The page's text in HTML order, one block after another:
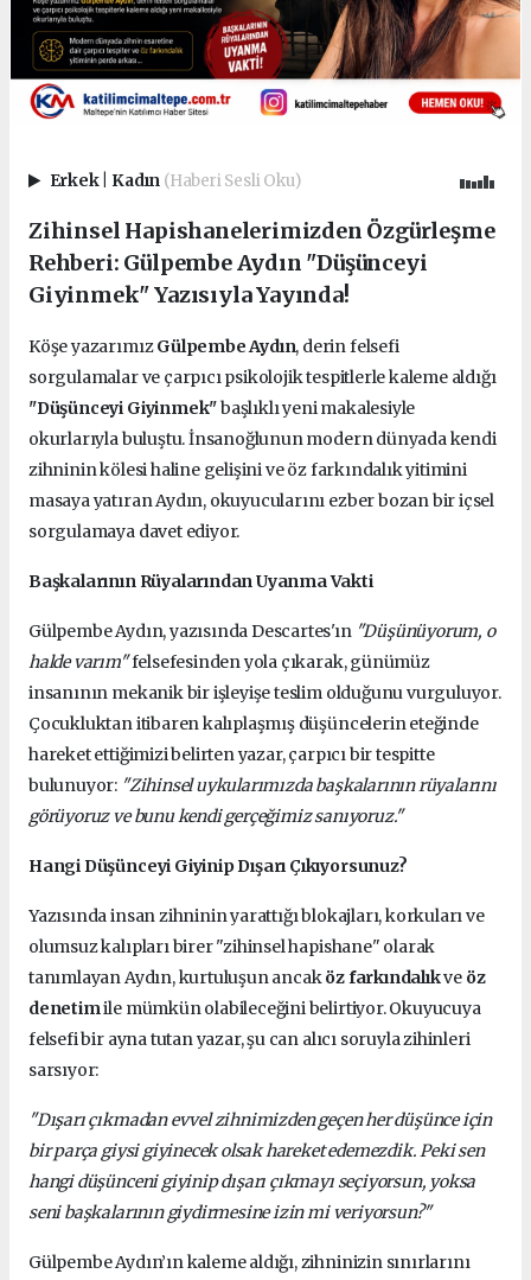
Erkek Kadın (Haberi Sesli Oku)
Zihinsel Hapishanelerimizden Özgürleşme
Rehberi: Gülpembe Aydın "Düşünceyi
Giyinmek" Yazısıyla Yayında!
Köşe yazarımızGülpembe Aydın, derin felsefi
sorgulamalar ve çarpıcı psikolojik tespitlerle kaleme aldığı
"Düşünceyi Giyinmek"başlıklı yeni makalesiyle
okurlarıyla buluştu. İnsanoğlunun modern dünyada kendi
zihninin kölesi haline gelişini ve öz farkındalık yitimini
masaya yatıran Aydın, okuyucularını ezber bozan bir içsel
sorgulamaya davet ediyor.
Başkalarının Rüyalarından Uyanma Vakti
Gülpembe Aydın, yazısında Descartes'ın "Düşünüyorum, o
halde varım"felsefesinden yola çıkarak, günümüz
insanının mekanik bir işleyişe teslim olduğunu vurguluyor.
Çocukluktan itibaren kalıplaşmış düşüncelerin eteğinde
hareket ettiğimizi belirten yazar, çarpıcı bir tespitte
bulunuyor: "Zihinsel uykularımızda başkalarının rüyalarını
görüyoruz ve bunu kendi gerçeğimiz sanıyoruz."
Hangi Düşünceyi Giyinip Dışarı Çıkıyorsunuz?
Yazısında insan zihninin yarattığı blokajları, korkuları ve
olumsuz kalıpları birer "zihinsel hapishane" olarak
tanımlayan Aydın, kurtuluşun ancaköz farkındalıkve öz
denetimile mümkün olabileceğini belirtiyor. Okuyucuya
felsefi bir ayna tutan yazar, şu can alıcı soruyla zihinleri
sarsıyor:
"Dışarı çıkmadan evvel zihnimizden geçen her düşünce için
bir parça giysi giyinecek olsak hareket edemezdik. Peki sen
hangi düşünceni giyinip dışarı çıkmayı seçiyorsun, yoksa
seni başkalarının giydirmesine izin mi veriyorsun?"
Gülpembe Aydın’ın kaleme aldığı, zihninizin sınırlarını